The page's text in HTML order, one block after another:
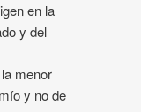
en la
y del
menor
y no de